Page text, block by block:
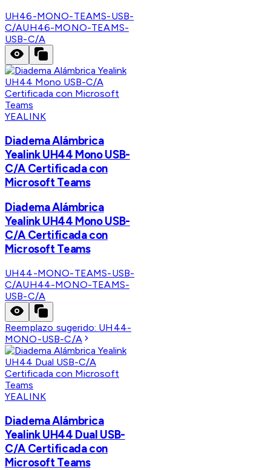
UH46-MONO-TEAMS-USB-
C/AUH46-MONO-TEAMS-
USB-C/A
YEALINK
Diadema Alámbrica
Yealink UH44 Mono USB-
C/A Certificada con
Microsoft Teams
Diadema Alámbrica
Yealink UH44 Mono USB-
C/A Certificada con
Microsoft Teams
UH44-MONO-TEAMS-USB-
C/AUH44-MONO-TEAMS-
USB-C/A
Reemplazo sugerido: UH44-
MONO-USB-C/A
YEALINK
Diadema Alámbrica
Yealink UH44 Dual USB-
C/A Certificada con
Microsoft Teams